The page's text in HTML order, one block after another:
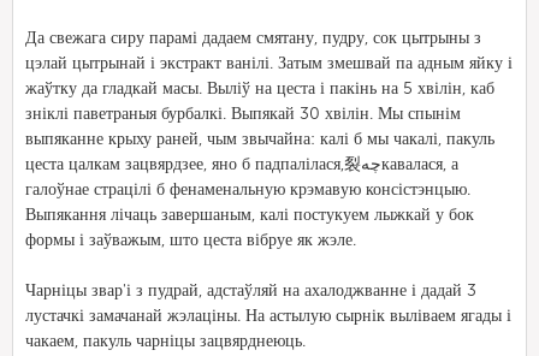
Да свежага сиру парамі дадаем смятану, пудру, сок цытрыны з
цэлай цытрынай і экстракт ванілі. Затым змешвай па адным яйку і
жаўтку да гладкай масы. Выліў на цеста і пакінь на 5 хвілін, каб
зніклі паветраныя бурбалкі. Выпякай 30 хвілін. Мы спынім
выпяканне крыху раней, чым звычайна: калі б мы чакалі, пакуль
цеста цалкам зацвярдзее, яно б падпалілася,裂چەкавалася, а
галоўнае страцілі б фенаменальную крэмавую консістэнцыю.
Выпякання лічаць завершаным, калі постукуем лыжкай у бок
формы і заўважым, што цеста вібруе як жэле.
Чарніцы звар'і з пудрай, адстаўляй на ахалоджванне і дадай 3
лустачкі замачанай жэлаціны. На астылую сырнік выліваем ягады і
чакаем, пакуль чарніцы зацвярднеюць.